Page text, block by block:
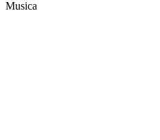
Musica